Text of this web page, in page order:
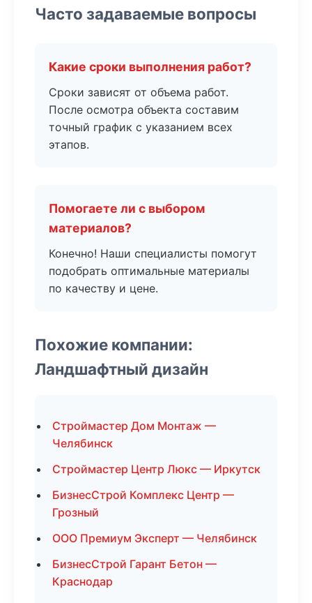
Часто задаваемые вопросы
Какие сроки выполнения работ?
Сроки зависят от объема работ.
После осмотра объекта составим
точный график с указанием всех
этапов.
Помогаете ли с выбором
материалов?
Конечно! Наши специалисты помогут
подобрать оптимальные материалы
по качеству и цене.
Похожие компании:
Ландшафтный дизайн
Строймастер Дом Монтаж —
Челябинск
Строймастер Центр Люкс — Иркутск
БизнесСтрой Комплекс Центр —
Грозный
ООО Премиум Эксперт — Челябинск
БизнесСтрой Гарант Бетон —
Краснодар